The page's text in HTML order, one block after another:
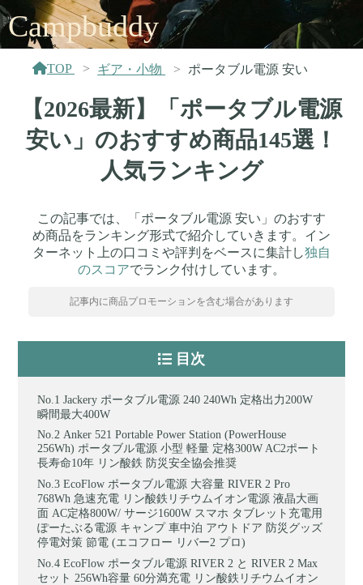
Campbuddy
TOP ギア・小物 ポータブル電源 安い
【2026最新】「ポータブル電源
安い」のおすすめ商品145選！
人気ランキング
この記事では、「ポータブル電源 安い」のおすす
め商品をランキング形式で紹介していきます。イン
ターネット上の口コミや評判をベースに集計し独自
のスコアでランク付けしています。
記事内に商品プロモーションを含む場合があります
目次
Jackery ポータブル電源 240 240Wh 定格出力200W
瞬間最大400W
Anker 521 Portable Power Station (PowerHouse
256Wh) ポータブル電源 小型 軽量 定格300W AC2ポート
長寿命10年 リン酸鉄 防災安全協会推奨
EcoFlow ポータブル電源 大容量 RIVER 2 Pro
768Wh 急速充電 リン酸鉄リチウムイオン電源 液晶大画
面 AC定格800W/ サージ1600W スマホ タブレット充電用
ぽーたぶる電源 キャンプ 車中泊 アウトドア 防災グッズ
停電対策 節電 (エコフロー リバー2 プロ)
EcoFlow ポータブル電源 RIVER 2 と RIVER 2 Max
セット 256Wh容量 60分満充電 リン酸鉄リチウムイオン